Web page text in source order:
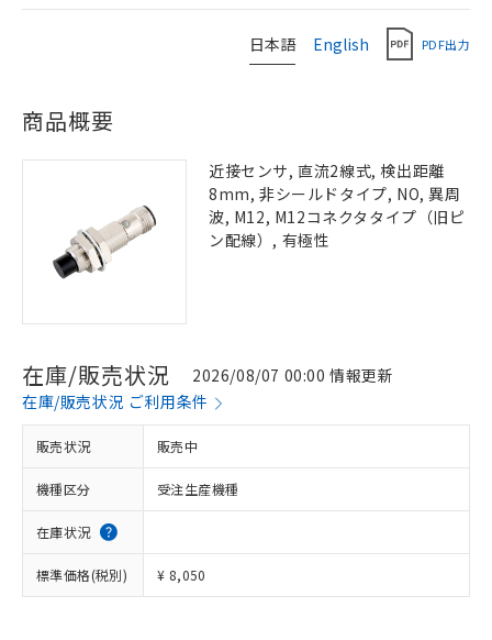
日本語 English PDF出力
商品概要
近接センサ, 直流2線式, 検出距離
8mm, 非シールドタイプ, NO, 異周
波, M12, M12コネクタタイプ（旧ピ
ン配線）, 有極性
在庫/販売状況
2026/08/07 00:00 情報更新
在庫/販売状況 ご利用条件
販売状況 販売中
機種区分 受注生産機種
在庫状況
標準価格(税別) ¥ 8,050